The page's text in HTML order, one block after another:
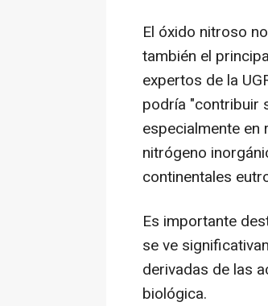
El óxido nitroso
también el
expertos de la
podría "contribuir
especialmente
nitrógeno
continentales
Es importante
se ve
derivadas de las
biológica.